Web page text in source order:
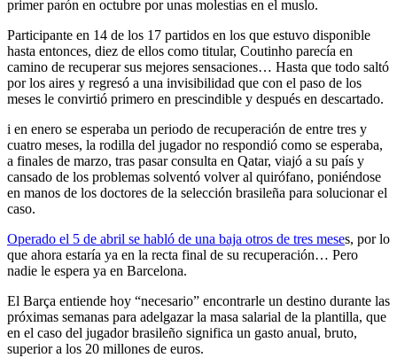
primer parón en octubre por unas molestias en el muslo.
Participante en 14 de los 17 partidos en los que estuvo disponible
hasta entonces, diez de ellos como titular, Coutinho parecía en
camino de recuperar sus mejores sensaciones… Hasta que todo saltó
por los aires y regresó a una invisibilidad que con el paso de los
meses le convirtió primero en prescindible y después en descartado.
i en enero se esperaba un periodo de recuperación de entre tres y
cuatro meses, la rodilla del jugador no respondió como se esperaba,
a finales de marzo, tras pasar consulta en Qatar, viajó a su país y
cansado de los problemas solventó volver al quirófano, poniéndose
en manos de los doctores de la selección brasileña para solucionar el
caso.
Operado el 5 de abril se habló de una baja otros de tres meses, por lo
que ahora estaría ya en la recta final de su recuperación… Pero
nadie le espera ya en Barcelona.
El Barça entiende hoy “necesario” encontrarle un destino durante las
próximas semanas para adelgazar la masa salarial de la plantilla, que
en el caso del jugador brasileño significa un gasto anual, bruto,
superior a los 20 millones de euros.